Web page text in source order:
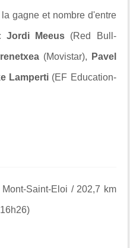
gagne et nombre d'entre
Jordi Meeus (Red Bull-
(Movistar), Pavel
Lamperti (EF Education-
Saint-Eloi / 202,7 km